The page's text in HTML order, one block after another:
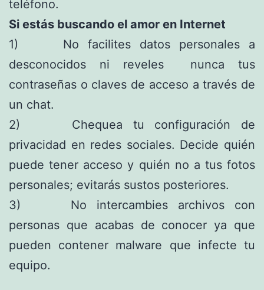
teléfono.
Si estás buscando el amor en Internet
1) No facilites datos personales a
desconocidos ni reveles nunca tus
contraseñas o claves de acceso a través de
un chat.
2) Chequea tu configuración de
privacidad en redes sociales. Decide quién
puede tener acceso y quién no a tus fotos
personales; evitarás sustos posteriores.
3) No intercambies archivos con
personas que acabas de conocer ya que
pueden contener malware que infecte tu
equipo.